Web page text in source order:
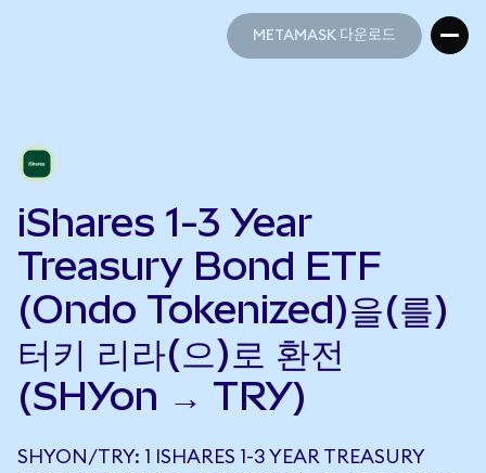
METAMASK 다운로드
iShares 1-3 Year
Treasury Bond ETF
(Ondo Tokenized)을(를)
터키 리라(으)로 환전
(SHYon → TRY)
SHYON/TRY: 1 ISHARES 1-3 YEAR TREASURY